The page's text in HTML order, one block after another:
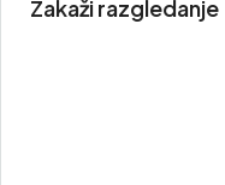
Zakaži razgledanje